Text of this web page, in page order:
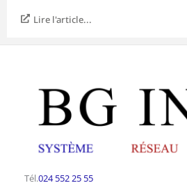
Lire l'article...
Tél.024 552 25 55